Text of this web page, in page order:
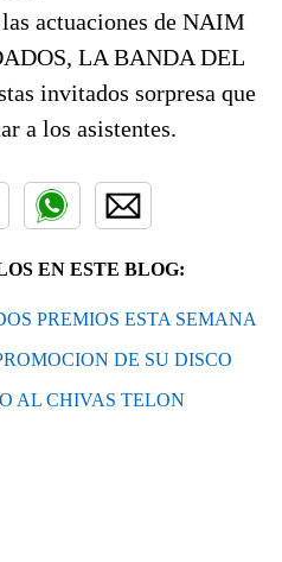
actuaciones de NAIM
LA BANDA DEL
invitados sorpresa que
a los asistentes.
EN ESTE BLOG:
PREMIOS ESTA SEMANA
DE SU DISCO
AL CHIVAS TELON